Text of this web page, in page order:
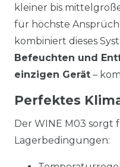
kleiner bis
für höchste
kombiniert dieses
Befeuchten und
einzigen Gerät –
Perfektes
Der WINE M03 sorgt
Lagerbedingungen: